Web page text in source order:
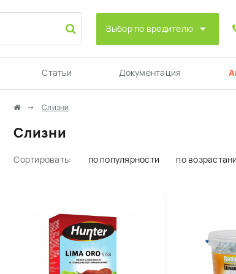
Выбор по вредителю
Статьи Документация
Слизни
Слизни
Сортировать: по популярности по